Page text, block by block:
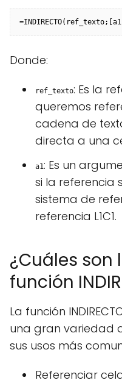
Donde:
ref_texto: Es la
queremos
cadena de
directa a una
a1: Es un
si la referencia
sistema de
referencia L1C1.
¿Cuáles son
función
La función
una gran variedad
sus usos más
Referenciar